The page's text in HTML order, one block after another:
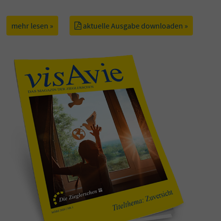
mehr lesen » aktuelle Ausgabe downloaden »